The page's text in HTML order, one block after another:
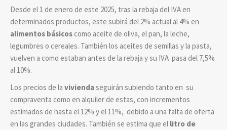
Desde el 1 de enero de este 2025, tras la rebaja del IVA en
determinados productos, este subirá del 2% actual al 4% en
alimentos básicoscomo aceite de oliva, el pan, la leche,
legumbres o cereales. También los aceites de semillas y la pasta,
vuelven a como estaban antes de la rebaja y su IVA pasa del 7,5%
al 10%.
Los precios de la viviendaseguirán subiendo tanto en su
compraventa como en alquiler de estas, con incrementos
estimados de hasta el 12% y el 11%, debido a una falta de oferta
en las grandes ciudades. También se estima que el litro de